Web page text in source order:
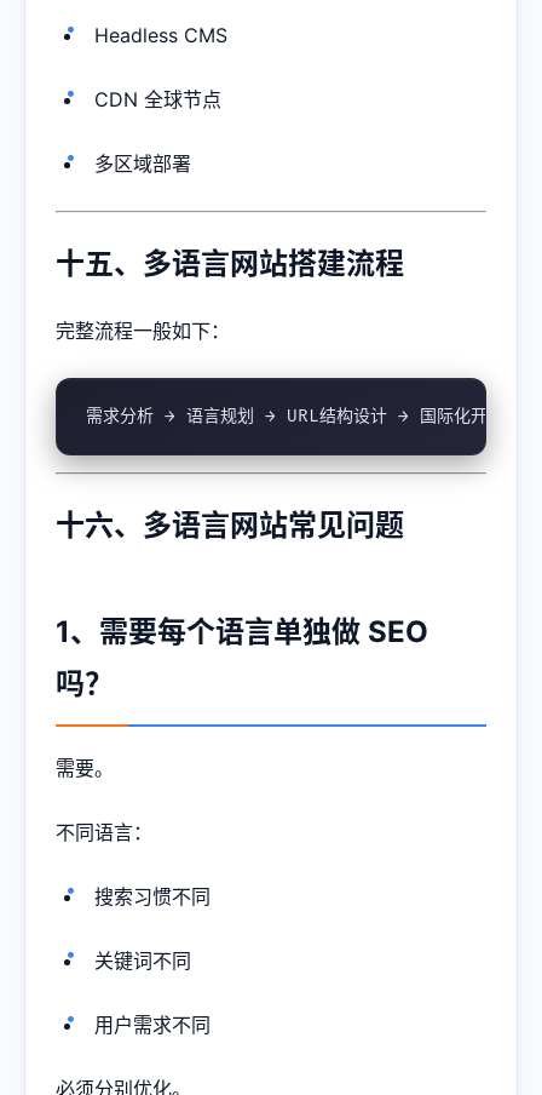
Headless CMS
CDN 全球节点
多区域部署
十五、多语言网站搭建流程
完整流程一般如下：
需求分析 → 语言规划 → URL结构设计 → 国际化开发 →
十六、多语言网站常见问题
1、需要每个语言单独做 SEO
吗？
需要。
不同语言：
搜索习惯不同
关键词不同
用户需求不同
必须分别优化。